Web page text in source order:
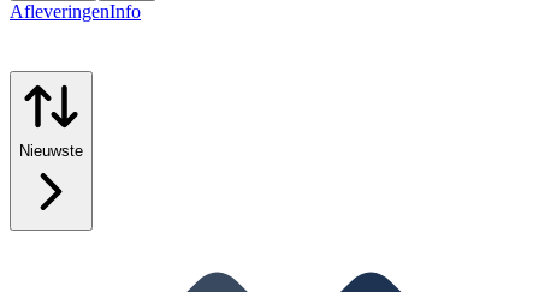
AfleveringenInfo
Nieuwste